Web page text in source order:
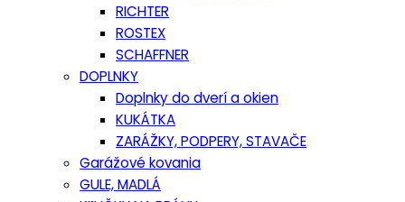
RICHTER
ROSTEX
SCHAFFNER
DOPLNKY
Doplnky do dverí a okien
KUKÁTKA
ZARÁŽKY, PODPERY, STAVAČE
Garážové kovania
GULE, MADLÁ